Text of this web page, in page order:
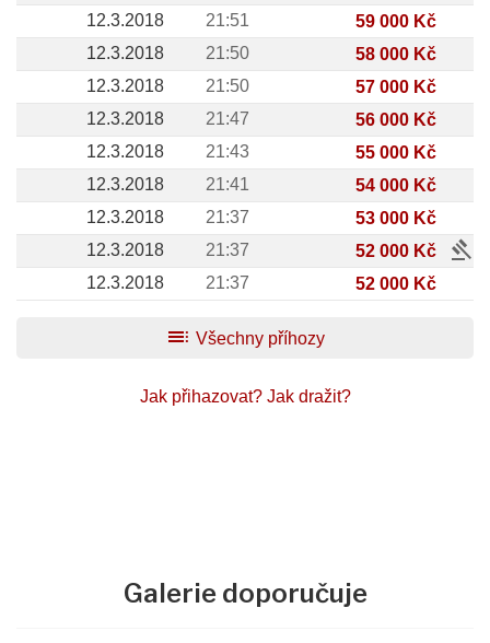
12.3.2018
21:51
59 000 Kč
12.3.2018
21:50
58 000 Kč
12.3.2018
21:50
57 000 Kč
12.3.2018
21:47
56 000 Kč
12.3.2018
21:43
55 000 Kč
12.3.2018
21:41
54 000 Kč
12.3.2018
21:37
53 000 Kč
12.3.2018
21:37 52 000 Kč gavel
12.3.2018 21:37 52 000 Kč
toc Všechny příhozy
Jak přihazovat? Jak dražit?
Galerie doporučuje